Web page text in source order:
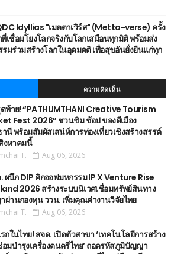
Idyllias "เมตตาเวิร์ส" (Metta-verse) ครั้ง
เชื่อมโยงโลกจริงกับโลกเสมือนทุกมิติ พร้อมส่ง
มร่วมสร้างโลกในอุดมคติ เพื่อสุขอันยั่งยืนแก่ทุก
ความคิดเห็น
ท้าย! “PATHUMTHANI Creative Tourism
Fest 2026” ชวนชิม ช้อป ของดีเมือง
นี พร้อมสัมผัสเสน่ห์การท่องเที่ยวเชิงสร้างสรรค์
งหาคมนี้
T. Aug 06, 2026
ผนึก DIP คิกออฟมหกรรม IP X Venture Rise
2026 สร้างระบบนิเวศเชื่อมทรัพย์สินทาง
านกองทุน ววน. เพิ่มคุณค่างานวิจัยไทย
T. Aug 06, 2026
กในไทย! สจด. เปิดตัวสาขา ‘เทคโนโลยีการสร้าง
มบำรุงเครื่องดนตรีไทย’ ​ถอดรหัสภูมิปัญญา